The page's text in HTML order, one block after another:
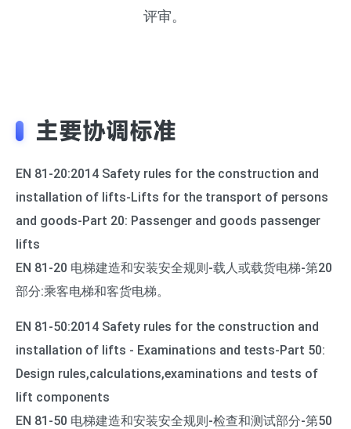
评审。
主要协调标准
EN 81-20:2014 Safety rules for the construction and
installation of lifts-Lifts for the transport of persons
and goods-Part 20: Passenger and goods passenger
lifts
EN 81-20 电梯建造和安装安全规则-载人或载货电梯-第20
部分:乘客电梯和客货电梯。
EN 81-50:2014 Safety rules for the construction and
installation of lifts - Examinations and tests-Part 50:
Design rules,calculations,examinations and tests of
lift components
EN 81-50 电梯建造和安装安全规则-检查和测试部分-第50